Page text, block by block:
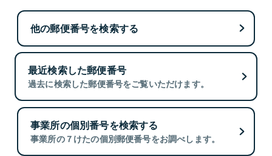
他の郵便番号を検索する
最近検索した郵便番号
過去に検索した郵便番号をご覧いただけます。
事業所の個別番号を検索する
事業所の７けたの個別郵便番号をお調べします。